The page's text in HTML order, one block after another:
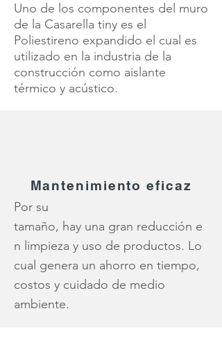
Uno de los componentes del muro
de la Casarella tiny es el
Poliestireno expandido el cual es
utilizado en la industria de la
construcción como aislante
térmico y acústico.
Mantenimiento eficaz
Por su
tamaño, hay una gran reducción e
n limpieza y uso de productos. Lo
cual genera un ahorro en tiempo,
costos y cuidado de medio
ambiente.